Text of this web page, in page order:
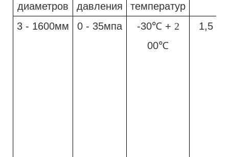
диаметров
давления
температур
3 - 1600мм 0 - 35мпа -30℃ + 2
00℃
1,5 м/